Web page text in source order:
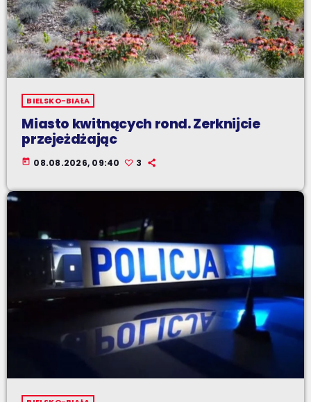
BIELSKO-BIAŁA
Miasto kwitnących rond. Zerknijcie
przejeżdżając
today 08.08.2026, 09:40 3